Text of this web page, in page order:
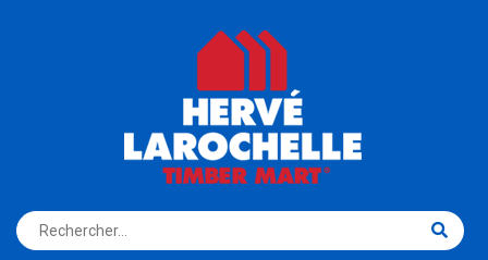
S'ENREGISTRER CONNEXION